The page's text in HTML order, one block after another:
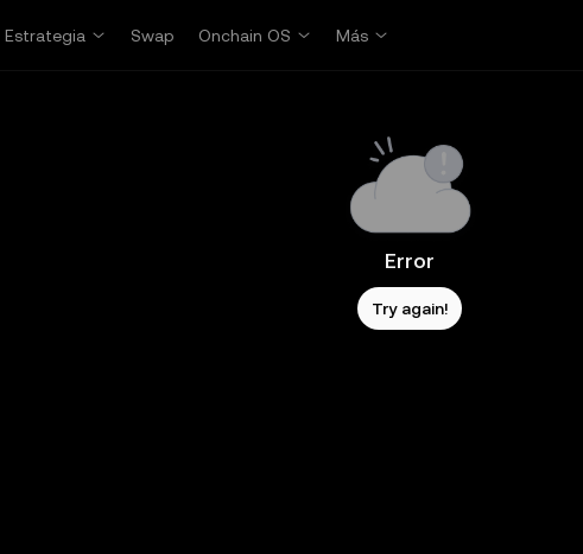
Estrategia Swap Onchain OS Más
Error
Try again!